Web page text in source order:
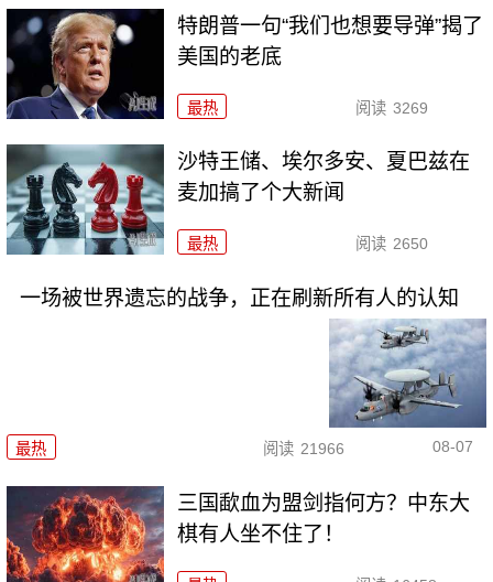
特朗普一句“我们也想要导弹”揭了
美国的老底
最热 阅读 3269
沙特王储、埃尔多安、夏巴兹在
麦加搞了个大新闻
最热 阅读 2650
一场被世界遗忘的战争，正在刷新所有人的认知
最热 阅读 21966 08-07
三国歃血为盟剑指何方？中东大
棋有人坐不住了！